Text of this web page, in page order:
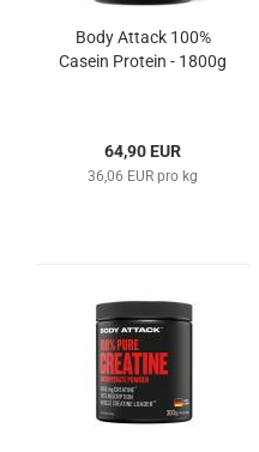
Body Attack 100%
Casein Protein - 1800g
64,90 EUR
36,06 EUR pro kg